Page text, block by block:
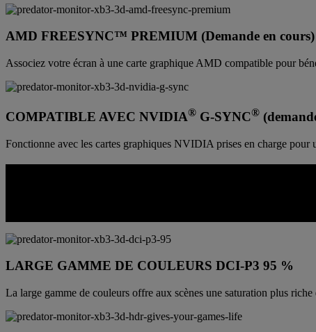
AMD FREESYNC™ PREMIUM (Demande en cours)
Associez votre écran à une carte graphique AMD compatible pour
COMPATIBLE AVEC NVIDIA® G-SYNC®
Fonctionne avec les cartes graphiques NVIDIA prises en charge pour
LARGE GAMME DE COULEURS DCI-P3 95 %
La large gamme de couleurs offre aux scènes une saturation plus